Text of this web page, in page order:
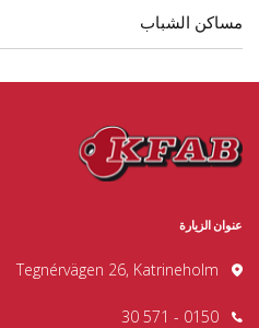
مساكن الشباب
عنوان الزيارة
Tegnérvägen 26, Katrineholm
0150 - 571 30